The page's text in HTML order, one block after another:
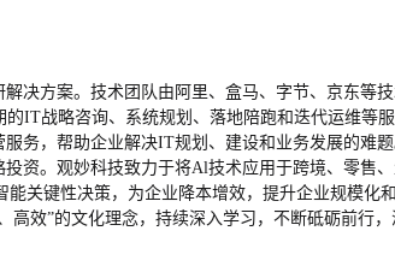
决方案。技术团队由阿里、盒马、字节、京东等
IT战略咨询、系统规划、落地陪跑和迭代运维等
务，帮助企业解决IT规划、建设和业务发展的难
资。观妙科技致力于将Al技术应用于跨境、零售、
关键性决策，为企业降本增效，提升企业规模化
效”的文化理念，持续深入学习，不断砥砺前行